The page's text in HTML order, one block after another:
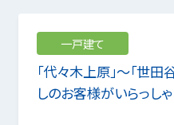
一戸建て
「代々木上原」～「世
しのお客様がいらっしゃ